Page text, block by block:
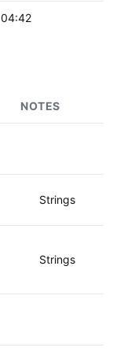
04:42
NOTES
Strings
Strings